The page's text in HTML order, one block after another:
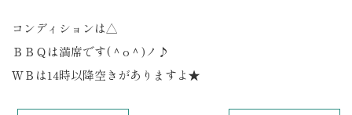
コンディションは△
ＢＢＱは満席です(＾o＾)ノ♪
ＷＢは14時以降空きがありますよ★